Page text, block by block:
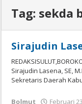
Tag: sekda
Sirajudin
Sirajudin Lasena, SE,
Sekretaris Daerah
Bolmut Februari